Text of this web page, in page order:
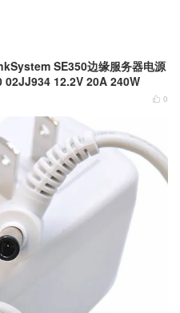
SE350边缘服务器电源
02JJ934 12.2V 20A 240W
 0